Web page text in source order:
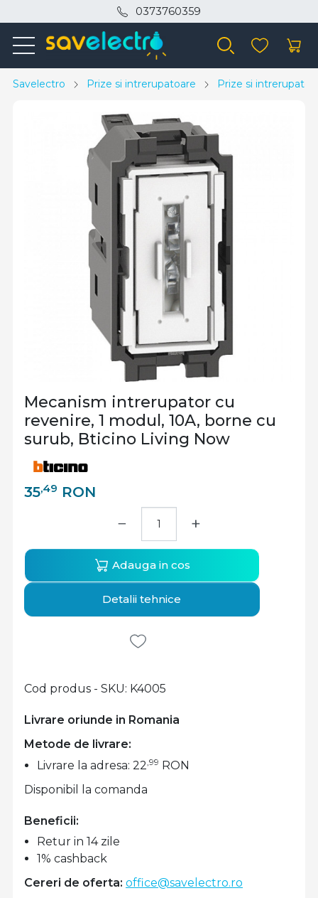
0373760359
Savelectro Prize si intrerupatoare Prize si
Mecanism intrerupator cu
revenire, 1 modul, 10A, borne cu
surub, Bticino Living Now
35,49 RON
Livrare oriunde in Romania
Cod produs - SKU K4005
Metode de livrare:
Livrare la adresa: 22,99 RON
Disponibil la comanda
− +
Adauga in cos
Detalii tehnice
Beneficii:
Retur in 14 zile
1% cashback
Cereri de oferta: office@savelectro.ro